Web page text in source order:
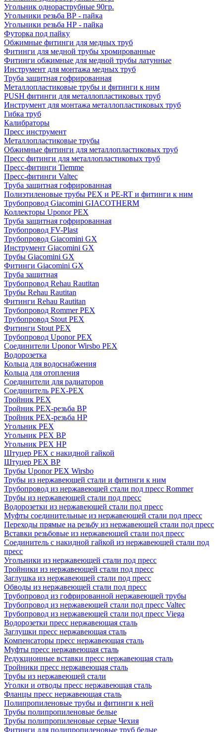
Угольник однораструбные 90гр.
Угольники резьба ВР - пайка
Угольники резьба НР - пайка
Футорка под пайку
Обжимные фитинги для медных труб
Фитинги для медной трубы хромированные
Фитинги обжимные для медной трубы латунные
Инструмент для монтажа медных труб
Труба защитная гофрированная
Металлопластиковые трубы и фитинги к ним
PUSH фитинги для металлопластиковых труб
Инструмент для монтажа металлопластиковых труб
Гибка труб
Калибраторы
Пресс инструмент
Металлопластиковые трубы
Обжимные фитинги для металлопластиковых труб
Пресс фитинги для металлопластиковых труб
Пресс-фитинги Tiemme
Пресс-фитинги Valtec
Труба защитная гофрированная
Полиэтиленовые трубы PEX и PE-RT и фитинги к ним
Трубопровод Giacomini GIACOTHERM
Коллекторы Uponor PEX
Труба защитная гофрированная
Трубопровод FV-Plast
Трубопровод Giacomini GX
Инструмент Giacomini GX
Трубы Giacomini GX
Фитинги Giacomini GX
Труба защитная
Трубопровод Rehau Rautitan
Трубы Rehau Rautitan
Фитинги Rehau Rautitan
Трубопровод Rommer PEX
Трубопровод Stout PEX
Фитинги Stout PEX
Трубопровод Uponor PEX
Соединители Uponor Wirsbo PEX
Водорозетка
Кольца для водоснабжения
Кольца для отопления
Соединители для радиаторов
Соединитель PEX-PEX
Тройник PEX
Тройник PEX-резьба ВР
Тройник PEX-резьба НР
Угольник PEX
Угольник PEX ВР
Угольник PEX НР
Штуцер PEX c накидной гайкой
Штуцер PEX ВР
Трубы Uponor PEX Wirsbo
Трубы из нержавеющей стали и фитинги к ним
Трубопровод из нержавеющей стали под пресс Rommer
Трубы из нержавеющей стали под пресс
Водорозетки из нержавеющей стали под пресс
Муфты соединительные из нержавеющей стали под пресс
Переходы прямые на резьбу из нержавеющей стали под пресс
Вставки резьбовые из нержавеющей стали под пресс
Соединитель с накидной гайкой из нержавеющей стали под
пресс
Угольники из нержавеющей стали под пресс
Тройники из нержавеющей стали под пресс
Заглушка из нержавеющей стали под пресс
Обводы из нержавеющей стали под пресс
Трубопровод из гофрированной нержавеющей трубы
Трубопровод из нержавеющей стали под пресс Valtec
Трубопровод из нержавеющей стали под пресс Viega
Водорозетки пресс нержавеющая сталь
Заглушки пресс нержавеющая сталь
Компенсаторы пресс нержавеющая сталь
Муфты пресс нержавеющая сталь
Редукционные вставки пресс нержавеющая сталь
Тройники пресс нержавеющая сталь
Трубы из нержавеющей стали
Уголки и отводы пресс нержавеющая сталь
Фланцы пресс нержавеющая сталь
Полипропиленовые трубы и фитинги к ней
Трубы полипропиленовые белые
Трубы полипропиленовые серые Чехия
Фитинги для полипропиленовые труб белые